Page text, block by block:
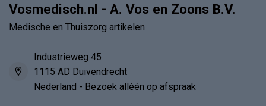
Vosmedisch.nl - A. Vos en Zoons B.V.
Medische en Thuiszorg artikelen
Industrieweg 45
1115 AD Duivendrecht
Nederland - Bezoek alléén op afspraak